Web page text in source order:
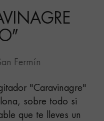
"
Fermín
"Caravinagre"
sobre todo si
que te lleves un